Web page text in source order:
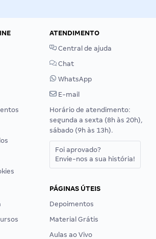
ATENDIMENTO
Central de ajuda
Chat
WhatsApp
E-mail
Horário de atendimento:
segunda a sexta (8h às 20h),
sábado (9h às 13h).
Foi aprovado?
Envie-nos a sua história!
PÁGINAS ÚTEIS
Depoimentos
Material Grátis
Aulas ao Vivo